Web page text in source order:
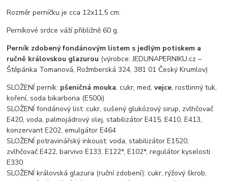
Rozměr perníčku je cca 12x11,5 cm.
Perníkové srdce váží přibližně 60 g.
Perník zdobený fondánovým listem s jedlým potiskem a
ručně královskou glazurou (výrobce: JEDUNAPERNIKU.cz –
Štěpánka Tomanová, Rožmberská 324, 381 01 Český Krumlov)
SLOŽENÍ perník: pšeničná mouka, cukr, med,vejce, rostlinný tuk,
koření, soda bikarbona (E500i)
SLOŽENÍ fondánový list: cukr, sušený glukózový sirup, zvlhčovač
E420, voda, palmojádrový olej, stabilizátor E415, E410, E413,
konzervant E202, emulgátor E464
SLOŽENÍ potravinářský inkoust: voda, stabilizátor E1520,
zvlhčovač E422, barvivo E133, E122*, E102*, regulátor kyselosti
E330
SLOŽENÍ královská glazura (ruční zdobení): cukr, rýžový škrob,